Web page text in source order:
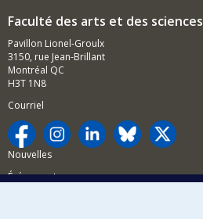
Faculté des arts et des sciences
Pavillon Lionel-Groulx
3150, rue Jean-Brillant
Montréal QC
H3T 1N8
Courriel
Nouvelles
Événements